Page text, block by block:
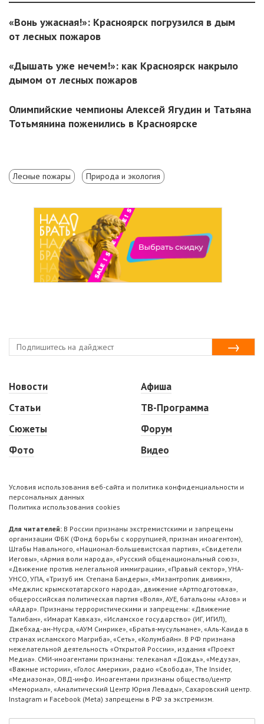
«Вонь ужасная!»: Красноярск погрузился в дым
от лесных пожаров
«Дышать уже нечем!»: как Красноярск накрыло
дымом от лесных пожаров
Олимпийские чемпионы Алексей Ягудин и Татьяна
Тотьмянина поженились в Красноярске
Лесные пожары Природа и экология
Новости
Статьи
Сюжеты
Фото
Афиша
ТВ-Программа
Форум
Видео
Условия использования веб-сайта и политика конфиденциальности и
персональных данных
Политика использования cookies
Для читателей: В России признаны экстремистскими и запрещены
организации ФБК (Фонд борьбы с коррупцией, признан иноагентом),
Штабы Навального, «Национал-большевистская партия», «Свидетели
Иеговы», «Армия воли народа», «Русский общенациональный союз»,
«Движение против нелегальной иммиграции», «Правый сектор», УНА-
УНСО, УПА, «Тризуб им. Степана Бандеры», «Мизантропик дивижн»,
«Меджлис крымскотатарского народа», движение «Артподготовка»,
общероссийская политическая партия «Воля», АУЕ, батальоны «Азов» и
«Айдар». Признаны террористическими и запрещены: «Движение
Талибан», «Имарат Кавказ», «Исламское государство» (ИГ, ИГИЛ),
Джебхад-ан-Нусра, «АУМ Синрике», «Братья-мусульмане», «Аль-Каида в
странах исламского Магриба», «Сеть», «Колумбайн». В РФ признана
нежелательной деятельность «Открытой России», издания «Проект
Медиа». СМИ-иноагентами признаны: телеканал «Дождь», «Медуза»,
«Важные истории», «Голос Америки», радио «Свобода», The Insider,
«Медиазона», ОВД-инфо. Иноагентами признаны общество/центр
«Мемориал», «Аналитический Центр Юрия Левады», Сахаровский центр.
Instagram и Facebook (Metа) запрещены в РФ за экстремизм.